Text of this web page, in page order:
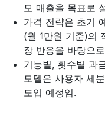
모 매출을 목표로
가격 전략은 초기
(월 1만원 기준)의
장 반응을 바탕으
기능별, 횟수별 과
모델은 사용자 세
도입 예정임.